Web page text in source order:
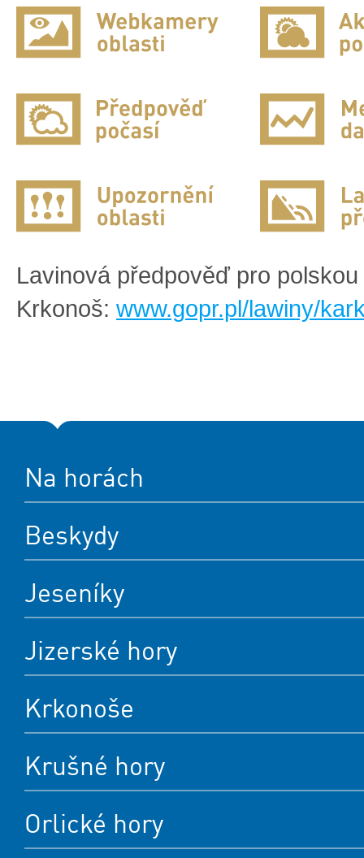
Lavinová předpověď pro
Krkonoš: www.gopr.pl/lawiny/
Na horách
Beskydy
Jeseníky
Jizerské hory
Krkonoše
Krušné hory
Orlické hory